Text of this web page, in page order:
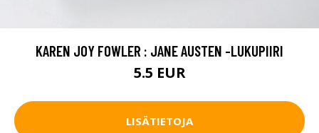
KAREN JOY FOWLER : JANE AUSTEN -LUKUPIIRI
5.5 EUR
LISÄTIETOJA